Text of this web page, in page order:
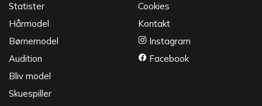
Statister
Hårmodel
Børnemodel
Audition
Bliv model
Skuespiller
Cookies
Kontakt
Instagram
Facebook